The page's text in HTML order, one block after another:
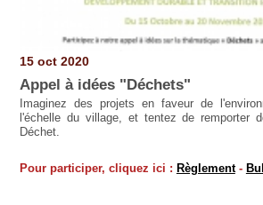
15 oct 2020
Appel à idées "Déchets"
Imaginez des projets en faveur de
l'échelle du village, et tentez de remporter
Déchet.
Pour participer, cliquez ici : Règlement-